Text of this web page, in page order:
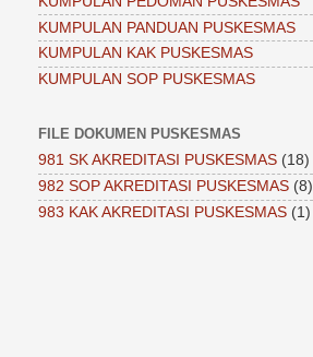
KUMPULAN PANDUAN PUSKESMAS
KUMPULAN KAK PUSKESMAS
KUMPULAN SOP PUSKESMAS
FILE DOKUMEN PUSKESMAS
981 SK AKREDITASI PUSKESMAS (18)
982 SOP AKREDITASI PUSKESMAS (8)
983 KAK AKREDITASI PUSKESMAS (1)